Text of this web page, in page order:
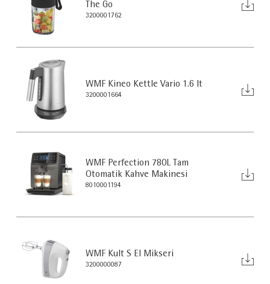
The Go
3200001762
WMF Kineo Kettle Vario 1.6 lt
3200001664
WMF Perfection 780L Tam
Otomatik Kahve Makinesi
8010001194
WMF Kult S El Mikseri
3200000087